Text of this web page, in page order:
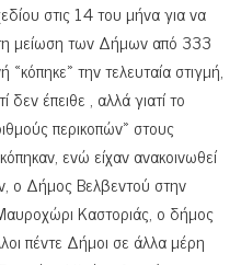
στις 14 του μήνα για να
μείωση των Δήμων από 333
την τελευταία στιγμή,
δεν έπειθε , αλλά γιατί το
περικοπών» στους
ενώ είχαν ανακοινωθεί
ο Δήμος Βελβεντού στην
Καστοριάς, ο δήμος
πέντε Δήμοι σε άλλα μέρη